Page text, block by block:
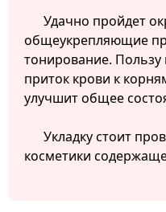
Удачно пройдет
общеукрепляющие
тонирование. Пользу
приток крови к
улучшит общее
Укладку стоит
косметики